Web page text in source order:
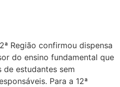
Região confirmou dispensa
do ensino fundamental que
estudantes sem
Para a 12ª